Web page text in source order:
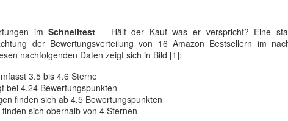
imSchnelltest – Hält der Kauf was er verspricht? Eine
der Bewertungsverteilung von 16 Amazon Bestsellern im
nachfolgenden Daten zeigt sich in Bild [1]:
3.5 bis 4.6 Sterne
bei 4.24 Bewertungspunkten
finden sich ab 4.5 Bewertungspunkten
sich oberhalb von 4 Sternen